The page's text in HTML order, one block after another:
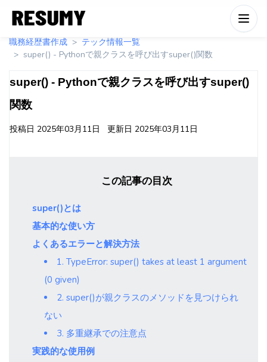
職務経歴書作成
テック情報一覧
super() - Pythonで親クラスを呼び出すsuper()関数
super() - Pythonで親クラスを呼び出すsuper()
関数
投稿日 2025年03月11日 更新日 2025年03月11日
この記事の目次
super()とは
基本的な使い方
よくあるエラーと解決方法
1. TypeError: super() takes at least 1 argument
(0 given)
2. super()が親クラスのメソッドを見つけられ
ない
3. 多重継承での注意点
実践的な使用例